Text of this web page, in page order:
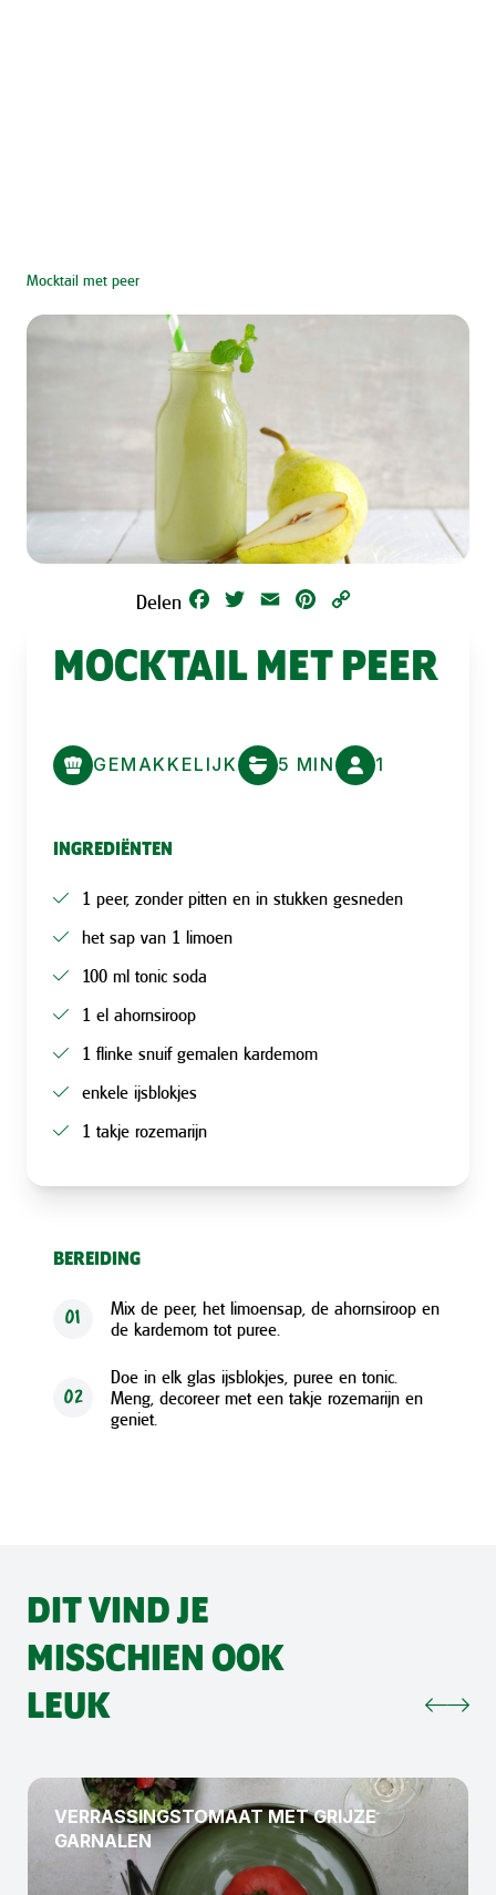
Mocktail met peer
Delen Facebook
Twitter Email Pinterest
MOCKTAIL MET PEER
GEMAKKELIJK 5 MIN 1
INGREDIËNTEN
1 peer, zonder pitten en in stukken gesneden
het sap van 1 limoen
100 ml tonic soda
1 el ahornsiroop
1 flinke snuif gemalen kardemom
enkele ijsblokjes
1 takje rozemarijn
BEREIDING
01
Mix de peer, het limoensap, de ahornsiroop en
de kardemom tot puree.
02
Doe in elk glas ijsblokjes, puree en tonic.
Meng, decoreer met een takje rozemarijn en
geniet.
DIT VIND JE
MISSCHIEN OOK
LEUK
VERRASSINGSTOMAAT MET GRIJZE
GARNALEN